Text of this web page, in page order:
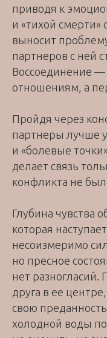
приводя к
и «тихой
выносит
партнеров с ней
Воссоединение —
отношениям, а
Пройдя через
партнеры лучше
и «болевые
делает связь
конфликта не
Глубина чувства
которая
несоизмеримо
но пресное
нет
друга в ее
свою преданность
холодной воды